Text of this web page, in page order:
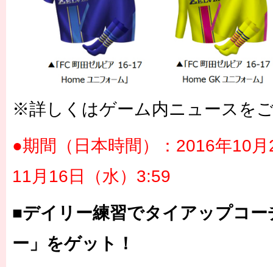
※詳しくはゲーム内ニュースを
●期間（日本時間）：2016年10
11月16日（水）3:59
■デイリー練習でタイアップコ
ー」をゲット！